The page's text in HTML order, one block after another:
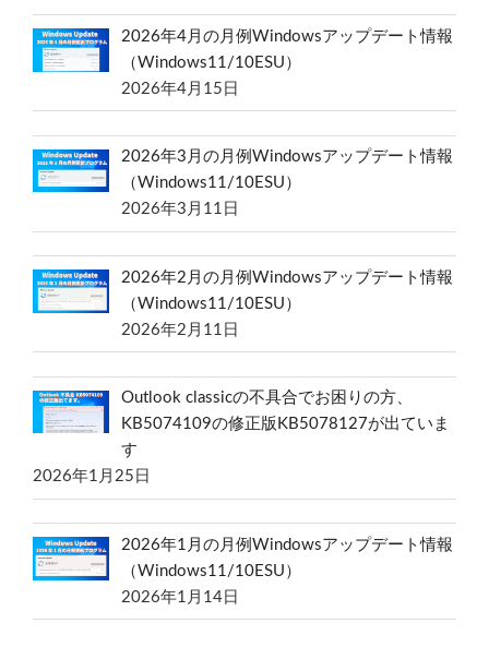
2026年4月の月例Windowsアップデート情報
（Windows11/10ESU）
2026年4月15日
2026年3月の月例Windowsアップデート情報
（Windows11/10ESU）
2026年3月11日
2026年2月の月例Windowsアップデート情報
（Windows11/10ESU）
2026年2月11日
Outlook classicの不具合でお困りの方、
KB5074109の修正版KB5078127が出ていま
す
2026年1月25日
2026年1月の月例Windowsアップデート情報
（Windows11/10ESU）
2026年1月14日